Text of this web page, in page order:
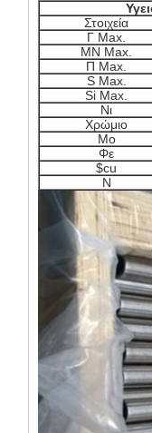
Στοιχεία
Γ Max.
ΜΝ Max.
Π Max.
S Max.
Si Max.
Νι
Χρώμιο
Mo
Φε
$cu
Ν